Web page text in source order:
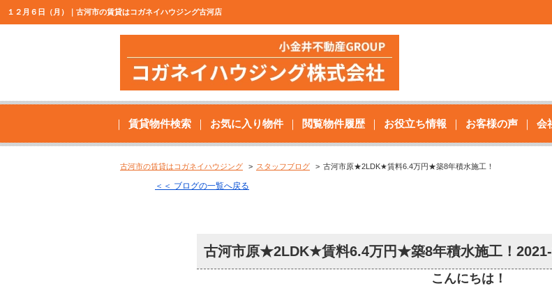
１２月６日（月）｜古河市の賃貸はコガネイハウジング古河店
賃貸物件検索 お気に入り物件 閲覧物件履歴 お役立ち情報 お客様の声 会
古河市の賃貸はコガネイハウジング スタッフブログ 古河市原★2LDK★賃料6.4万円★築8年積水施工！
＜＜ ブログの一覧へ戻る
古河市原★2LDK★賃料6.4万円★築8年積水施工！
こんにちは！